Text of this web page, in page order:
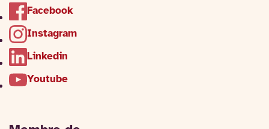
Facebook
Instagram
Linkedin
Youtube